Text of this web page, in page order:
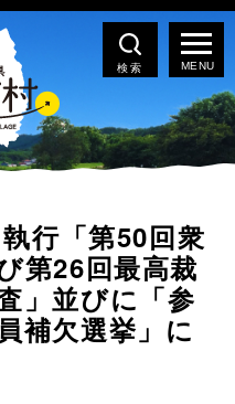
検索
行「第50回衆
第26回最高裁
」並びに「参
補欠選挙」に